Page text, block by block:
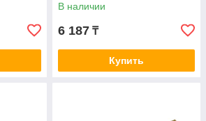
В наличии
6 187 ₸
Купить